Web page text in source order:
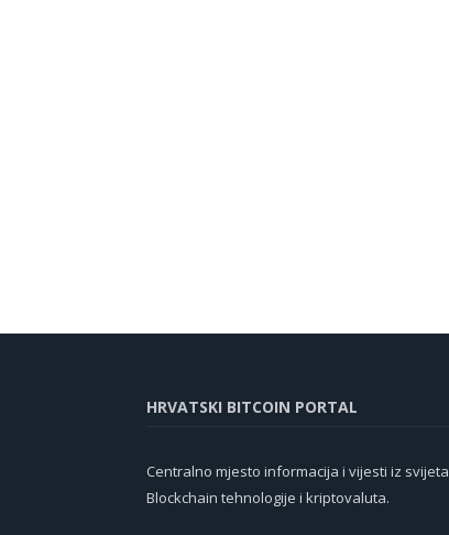
HRVATSKI BITCOIN PORTAL
Centralno mjesto informacija i vijesti iz svijeta
Blockchain tehnologije i kriptovaluta.